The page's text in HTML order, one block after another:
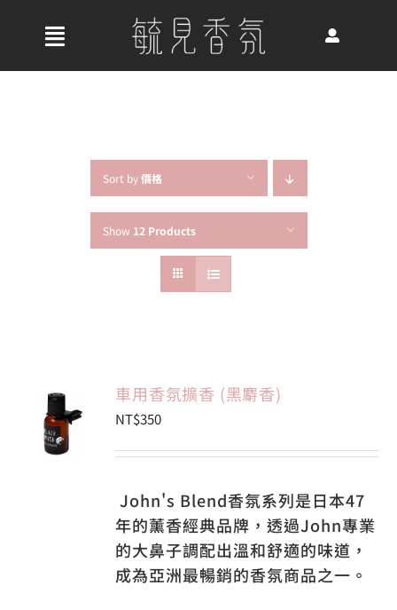
收
關於我們
最新消息
會員專區
Sort by價格
Show 12 Products
加入購
詳
情
車用香氛擴香 (黑麝香)
NT$350
John's Blend香氛系列是日本47
年的薰香經典品牌，透過John專業
的大鼻子調配出溫和舒適的味道，
成為亞洲最暢銷的香氛商品之一。